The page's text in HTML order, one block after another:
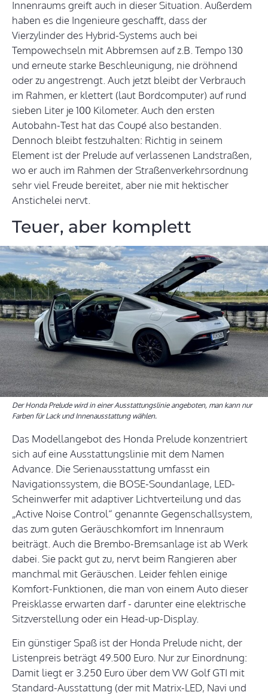
Innenraums greift auch in dieser Situation. Außerdem
haben es die Ingenieure geschafft, dass der
Vierzylinder des Hybrid-Systems auch bei
Tempowechseln mit Abbremsen auf z.B. Tempo 130
und erneute starke Beschleunigung, nie dröhnend
oder zu angestrengt. Auch jetzt bleibt der Verbrauch
im Rahmen, er klettert (laut Bordcomputer) auf rund
sieben Liter je 100 Kilometer. Auch den ersten
Autobahn-Test hat das Coupé also bestanden.
Dennoch bleibt festzuhalten: Richtig in seinem
Element ist der Prelude auf verlassenen Landstraßen,
wo er auch im Rahmen der Straßenverkehrsordnung
sehr viel Freude bereitet, aber nie mit hektischer
Anstichelei nervt.
Teuer, aber komplett
Der Honda Prelude wird in einer Ausstattungslinie angeboten, man kann nur
Farben für Lack und Innenausstattung wählen.
Das Modellangebot des Honda Prelude konzentriert
sich auf eine Ausstattungslinie mit dem Namen
Advance. Die Serienausstattung umfasst ein
Navigationssystem, die BOSE-Soundanlage, LED-
Scheinwerfer mit adaptiver Lichtverteilung und das
„Active Noise Control“ genannte Gegenschallsystem,
das zum guten Geräuschkomfort im Innenraum
beiträgt. Auch die Brembo-Bremsanlage ist ab Werk
dabei. Sie packt gut zu, nervt beim Rangieren aber
manchmal mit Geräuschen. Leider fehlen einige
Komfort-Funktionen, die man von einem Auto dieser
Preisklasse erwarten darf - darunter eine elektrische
Sitzverstellung oder ein Head-up-Display.
Ein günstiger Spaß ist der Honda Prelude nicht, der
Listenpreis beträgt 49.500 Euro. Nur zur Einordnung:
Damit liegt er 3.250 Euro über dem VW Golf GTI mit
Standard-Ausstattung (der mit Matrix-LED, Navi und